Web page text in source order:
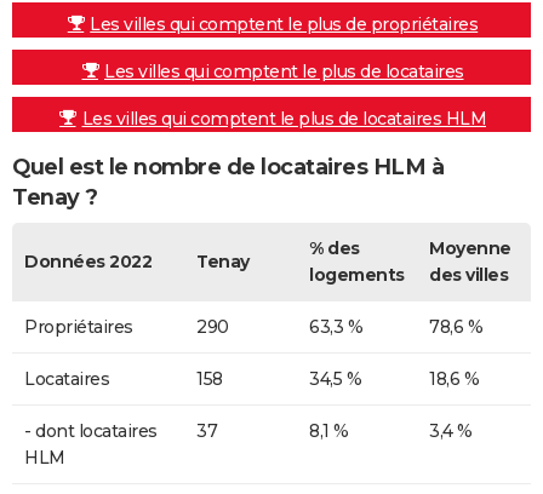
Les villes qui comptent le plus de propriétaires
Les villes qui comptent le plus de locataires
Les villes qui comptent le plus de locataires HLM
Quel est le nombre de locataires HLM à
Tenay ?
Données 2022 Tenay
% des
logements
Moyenne
des villes
Propriétaires 290 63,3 % 78,6 %
Locataires 158 34,5 % 18,6 %
- dont locataires
HLM
37 8,1 % 3,4 %